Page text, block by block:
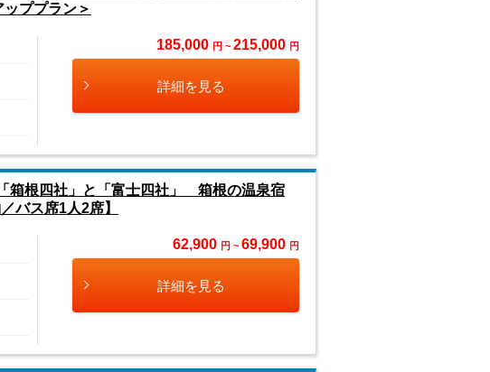
ププラン＞
185,000 円 ~ 215,000 円
詳細を見る
箱根四社」と「富士四社」 箱根の温泉宿
バス席1人2席】
62,900 円 ~ 69,900 円
詳細を見る